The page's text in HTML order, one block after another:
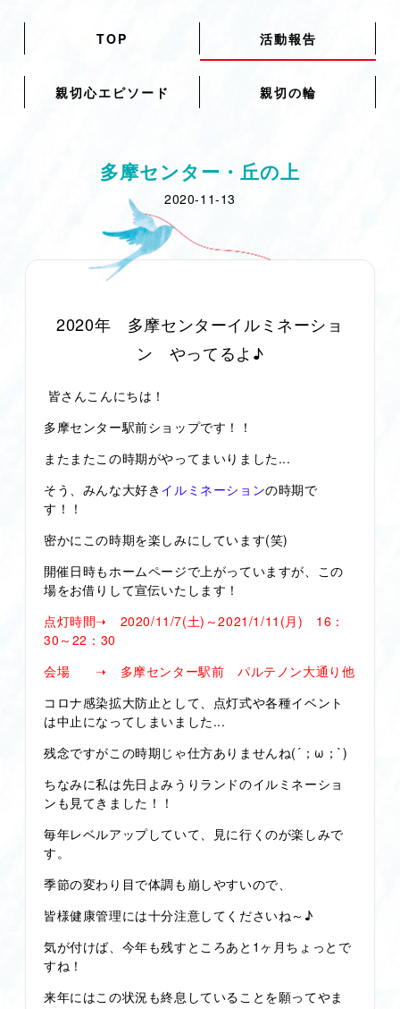
TOP 活動報告
親切心エピソード 親切の輪
多摩センター・丘の上
2020-11-13
2020年 多摩センターイルミネーショ
ン やってるよ♪
皆さんこんにちは！
多摩センター駅前ショップです！！
またまたこの時期がやってまいりました...
そう、みんな大好き イルミネーションの時期で
す！！
密かにこの時期を楽しみにしています(笑)
開催日時もホームページで上がっていますが、この
場をお借りして宣伝いたします！
点灯時間➝ 2020/11/7(土)～2021/1/11(月) 16：
30～22：30
会場 ➝ 多摩センター駅前 パルテノン大通り他
コロナ感染拡大防止として、点灯式や各種イベント
は中止になってしまいました...
残念ですがこの時期じゃ仕方ありませんね(´；ω；`)
ちなみに私は先日よみうりランドのイルミネーショ
ンも見てきました！！
毎年レベルアップしていて、見に行くのが楽しみで
す。
季節の変わり目で体調も崩しやすいので、
皆様健康管理には十分注意してくださいね～♪
気が付けば、今年も残すところあと1ヶ月ちょっとで
すね！
来年にはこの状況も終息していることを願ってやま